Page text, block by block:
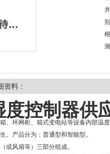
资料：
控制器供
、环网柜、箱式变电站等设备内部温
。产品分为：普通型和智能型。
或风扇等）三部分组成。